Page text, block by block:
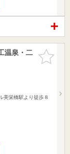
お気に入
りに追加
温泉・二
美栄橋駅より徒歩８